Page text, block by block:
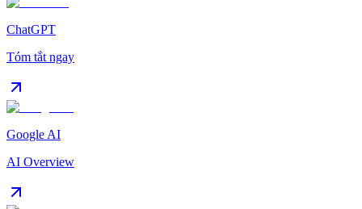
ChatGPT
Tóm tắt ngay
Google AI
AI Overview